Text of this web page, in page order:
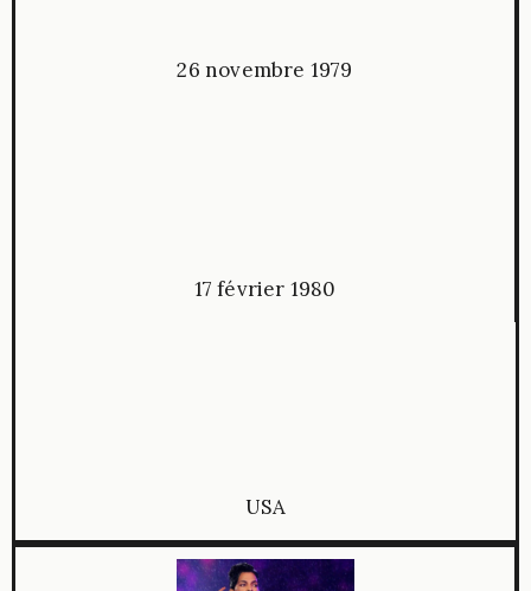
26 novembre 1979
17 février 1980
USA